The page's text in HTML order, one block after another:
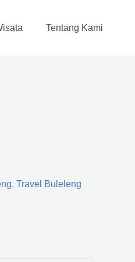
Tentang Kami
, Travel Buleleng